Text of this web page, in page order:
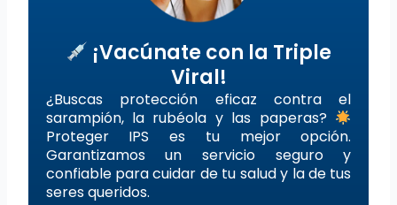
¡Vacúnate con la Triple
Viral!
¿Buscas protección eficaz contra el
sarampión, la rubéola y las paperas?
Proteger IPS es tu mejor opción.
Garantizamos un servicio seguro y
confiable para cuidar de tu salud y la de tus
seres queridos.